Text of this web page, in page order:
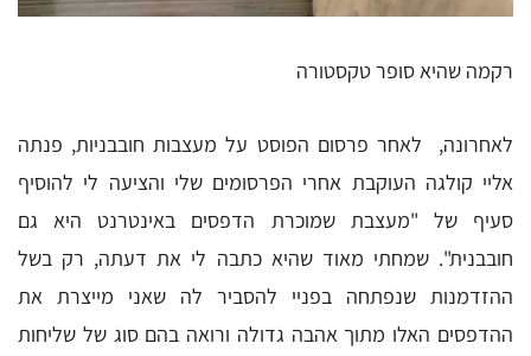
רקמה שהיא סופר טקסטורה
לאחרונה, לאחר פרסום הפוסט על מעצבות חובבניות, פנתה
אליי קולגה העוקבת אחרי הפרסומים שלי והציעה לי להוסיף
סעיף של "מעצבת שמוכרת הדפסים באינטרנט היא גם
חובבנית". שמחתי מאוד שהיא כתבה לי את דעתה, רק בשל
ההזדמנות שנפתחה בפניי להסביר לה שאני מייצרת את
ההדפסים האלו מתוך אהבה גדולה ורואה בהם סוג של שליחות